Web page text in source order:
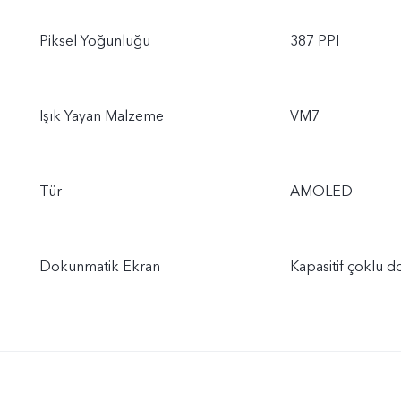
Piksel Yoğunluğu 387 PPI
Işık Yayan Malzeme VM7
Tür AMOLED
Dokunmatik Ekran Kapasitif çoklu